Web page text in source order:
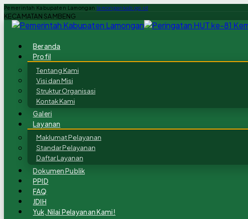
Pemerintah Kabupaten Lamongan lamongankab.go.id
KECAMATAN SAMBENG
Beranda
Profil
Tentang Kami
Visi dan Misi
Struktur Organisasi
Kontak Kami
Galeri
Layanan
Maklumat Pelayanan
Standar Pelayanan
Daftar Layanan
Dokumen Publik
PPID
FAQ
JDIH
Yuk, Nilai Pelayanan Kami!